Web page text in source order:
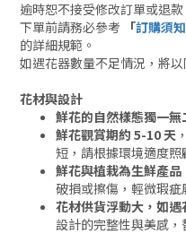
逾時恕不接受修改訂單或退款
下單前請務必參考 「訂購須知
的詳細規範。
如遇花器數量不足情況，將
花材與設計
鮮花的自然樣態獨一無
鮮花觀賞期約 5-10 天
短，請根據環境適度照
鮮花與植栽為生鮮產品
破損或擦傷，輕微瑕疵
花材供貨浮動大，如遇
設計的完整性與美感，